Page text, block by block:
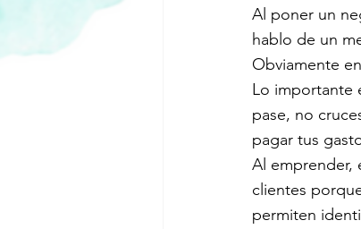
Al poner un
hablo de un
Obviamente
Lo importante
pase, no
pagar tus
Al emprender,
clientes
permiten